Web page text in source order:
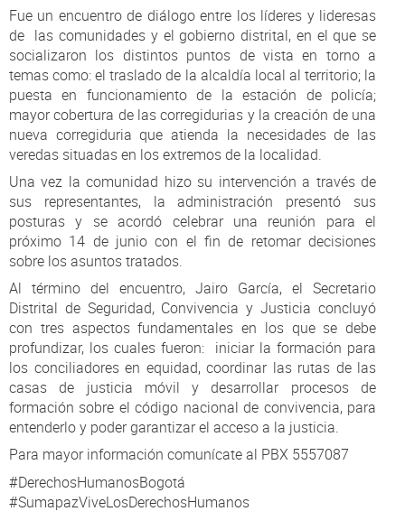
Fue un encuentro de diálogo entre los líderes y lideresas
de las comunidades y el gobierno distrital, en el que se
socializaron los distintos puntos de vista en torno a
temas como: el traslado de la alcaldía local al territorio; la
puesta en funcionamiento de la estación de policía;
mayor cobertura de las corregidurias y la creación de una
nueva corregiduria que atienda la necesidades de las
veredas situadas en los extremos de la localidad.
Una vez la comunidad hizo su intervención a través de
sus representantes, la administración presentó sus
posturas y se acordó celebrar una reunión para el
próximo 14 de junio con el fin de retomar decisiones
sobre los asuntos tratados.
Al término del encuentro, Jairo García, el Secretario
Distrital de Seguridad, Convivencia y Justicia concluyó
con tres aspectos fundamentales en los que se debe
profundizar, los cuales fueron: iniciar la formación para
los conciliadores en equidad, coordinar las rutas de las
casas de justicia móvil y desarrollar procesos de
formación sobre el código nacional de convivencia, para
entenderlo y poder garantizar el acceso a la justicia.
Para mayor información comunícate al PBX 5557087
#DerechosHumanosBogotá
#SumapazViveLosDerechosHumanos